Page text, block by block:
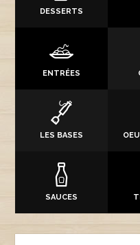
DESSERTS
ENTRÉES
LES BASES
SAUCES